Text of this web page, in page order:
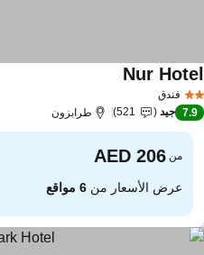
فندق
Nurمشاهدة الأسعار
7.9 جيد 521 طرابزون
من
عرض الأسعار من6 مواقع